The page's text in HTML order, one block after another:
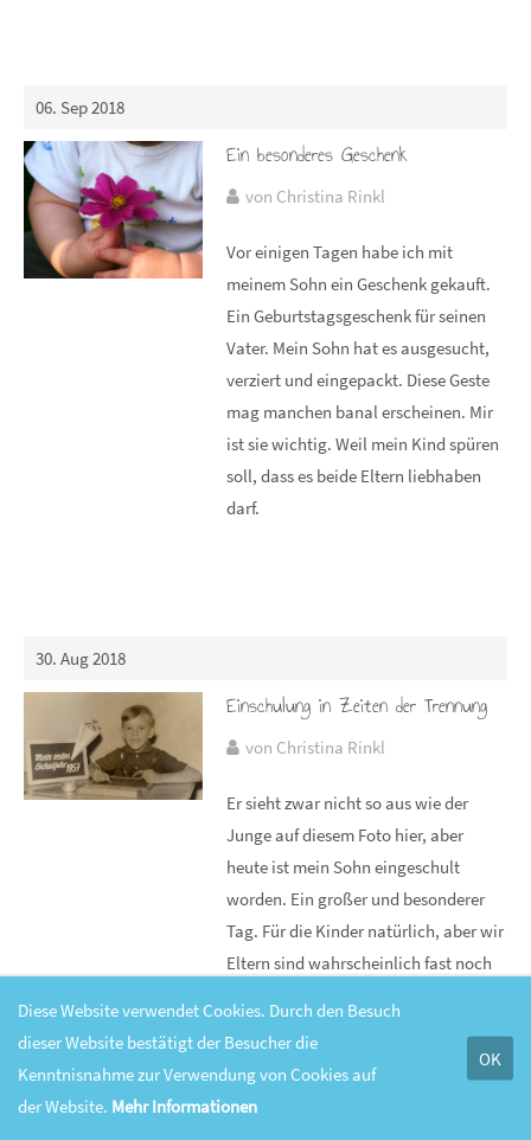
06. Sep 2018
Ein besonderes Geschenk
von Christina Rinkl
Vor einigen Tagen habe ich mit
meinem Sohn ein Geschenk gekauft.
Ein Geburtstagsgeschenk für seinen
Vater. Mein Sohn hat es ausgesucht,
verziert und eingepackt. Diese Geste
mag manchen banal erscheinen. Mir
ist sie wichtig. Weil mein Kind spüren
soll, dass es beide Eltern liebhaben
darf.
30. Aug 2018
Einschulung in Zeiten der Trennung
von Christina Rinkl
Er sieht zwar nicht so aus wie der
Junge auf diesem Foto hier, aber
heute ist mein Sohn eingeschult
worden. Ein großer und besonderer
Tag. Für die Kinder natürlich, aber wir
Eltern sind wahrscheinlich fast noch
zusammen, bei anderen ist es
Diese Website verwendet Cookies. Durch den Besuch
dieser Website bestätigt der Besucher die
Kenntnisnahme zur Verwendung von Cookies auf
der Website. Mehr Informationen
OK